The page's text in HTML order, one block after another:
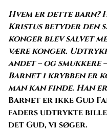
Hvem er dette barn?
Kristus betyder den
konger blev salvet
være konger.
andet – og smukkere
Barnet i krybben er
man kan finde. Han
Barnet er ikke Gud
faders udtrykte
det Gud, vi søger.